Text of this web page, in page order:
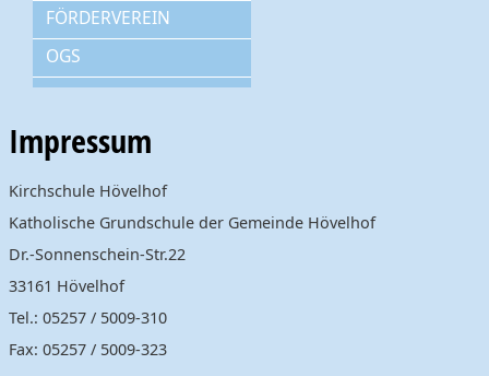
FÖRDERVEREIN
OGS
Impressum
Kirchschule Hövelhof
Katholische Grundschule der Gemeinde Hövelhof
Dr.-Sonnenschein-Str.22
33161 Hövelhof
Tel.: 05257 / 5009-310
Fax: 05257 / 5009-323